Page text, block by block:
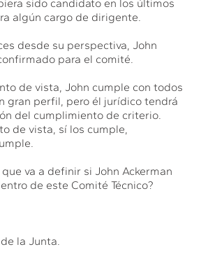
sido candidato en los últimos
algún cargo de dirigente.
desde su perspectiva, John
para el comité.
de vista, John cumple con todos
gran perfil, pero él jurídico tendrá
del cumplimiento de criterio.
de vista, sí los cumple,
que va a definir si John Ackerman
de este Comité Técnico?
la Junta.